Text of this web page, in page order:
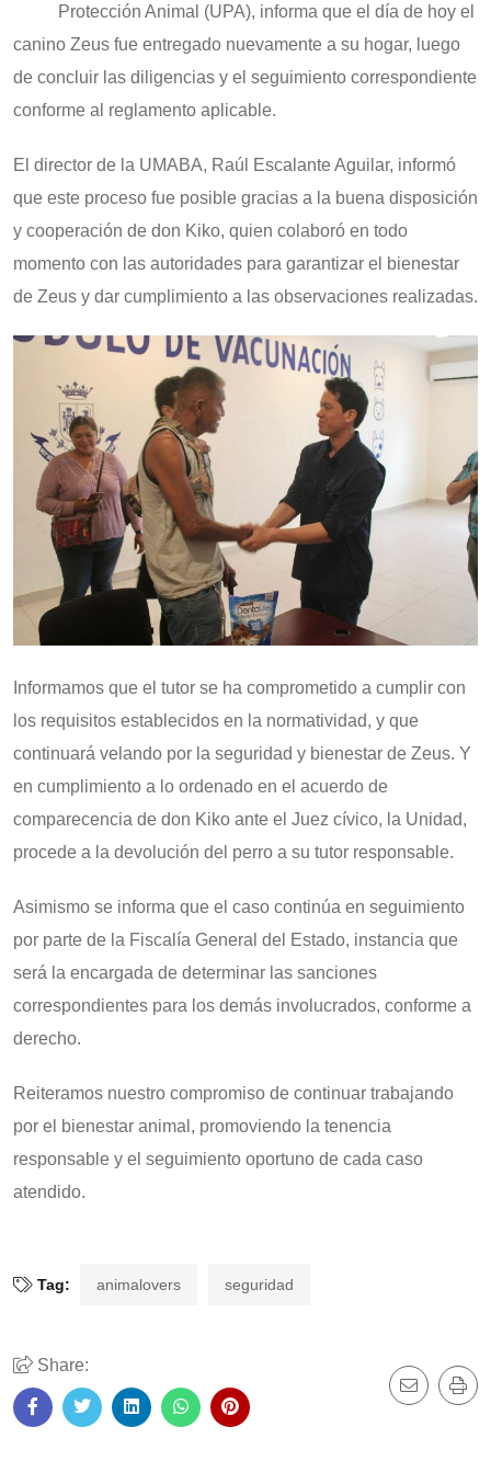
Protección Animal (UPA), informa que el día de hoy el
canino Zeus fue entregado nuevamente a su hogar, luego
de concluir las diligencias y el seguimiento correspondiente
conforme al reglamento aplicable.
El director de la UMABA, Raúl Escalante Aguilar, informó
que este proceso fue posible gracias a la buena disposición
y cooperación de don Kiko, quien colaboró en todo
momento con las autoridades para garantizar el bienestar
de Zeus y dar cumplimiento a las observaciones realizadas.
Informamos que el tutor se ha comprometido a cumplir con
los requisitos establecidos en la normatividad, y que
continuará velando por la seguridad y bienestar de Zeus. Y
en cumplimiento a lo ordenado en el acuerdo de
comparecencia de don Kiko ante el Juez cívico, la Unidad,
procede a la devolución del perro a su tutor responsable.
Asimismo se informa que el caso continúa en seguimiento
por parte de la Fiscalía General del Estado, instancia que
será la encargada de determinar las sanciones
correspondientes para los demás involucrados, conforme a
derecho.
Reiteramos nuestro compromiso de continuar trabajando
por el bienestar animal, promoviendo la tenencia
responsable y el seguimiento oportuno de cada caso
atendido.
Tag: animalovers seguridad
Share: